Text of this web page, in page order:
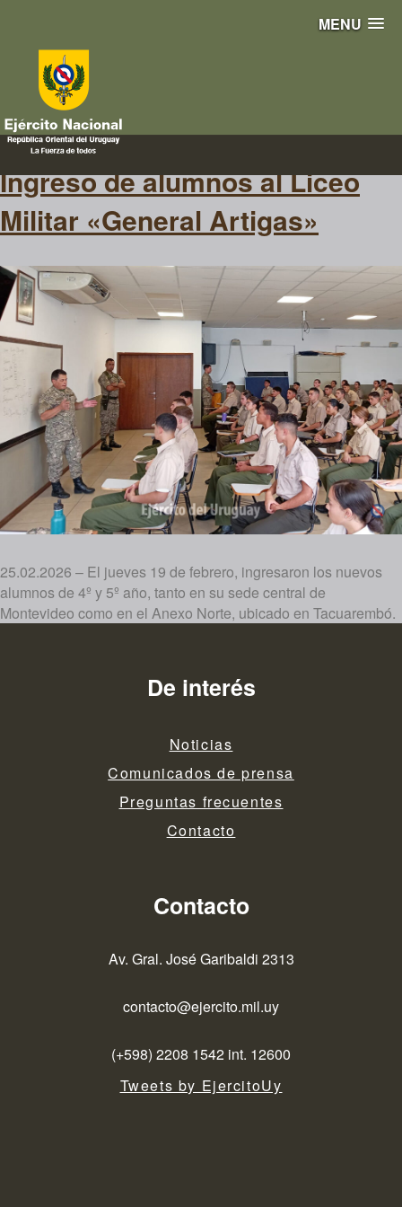
MENU
año lectivo
Ingreso de alumnos al Liceo
Militar «General Artigas»
25.02.2026 – El jueves 19 de febrero, ingresaron los nuevos
alumnos de 4º y 5º año, tanto en su sede central de
Montevideo como en el Anexo Norte, ubicado en Tacuarembó.
De interés
Noticias
Comunicados de prensa
Preguntas frecuentes
Contacto
Contacto
Av. Gral. José Garibaldi 2313
contacto@ejercito.mil.uy
(+598) 2208 1542 int. 12600
Tweets by EjercitoUy